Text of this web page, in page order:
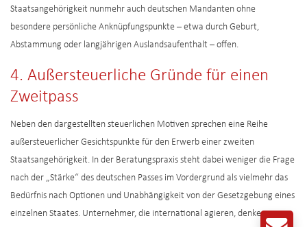
Staatsangehörigkeit nunmehr auch deutschen Mandanten ohne
besondere persönliche Anknüpfungspunkte – etwa durch Geburt,
Abstammung oder langjährigen Auslandsaufenthalt – offen.
4. Außersteuerliche Gründe für einen
Zweitpass
Neben den dargestellten steuerlichen Motiven sprechen eine Reihe
außersteuerlicher Gesichtspunkte für den Erwerb einer zweiten
Staatsangehörigkeit. In der Beratungspraxis steht dabei weniger die Frage
nach der „Stärke“ des deutschen Passes im Vordergrund als vielmehr das
Bedürfnis nach Optionen und Unabhängigkeit von der Gesetzgebung eines
einzelnen Staates. Unternehmer, die international agieren, denken